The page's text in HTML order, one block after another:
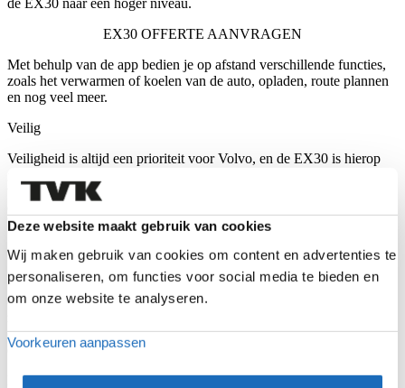
Deze website maakt gebruik van cookies
Wij maken gebruik van cookies om content en advertenties te
personaliseren, om functies voor social media te bieden en
om onze website te analyseren.
Voorkeuren aanpassen
de EX30 naar een hoger niveau.
EX30 OFFERTE AANVRAGEN
Met behulp van de app bedien je op afstand verschillende functies,
zoals het verwarmen of koelen van de auto, opladen, route plannen
en nog veel meer.
Veilig
Veiligheid is altijd een prioriteit voor Volvo, en de EX30 is hierop
veiligheidsvoorzieningen zoals automatische remmen,
helpen bij het minimaliseren van risico’s op de weg.
Milieuvriendelijk
Volvo werkt al jaren aan de duurzaamheid van het merk. De
efficiënte motor levert niet alleen indrukwekkende prestaties, maar
emissies. Op deze manier combineert de Volvo EX30 kracht en
duurzaamheid.
De prijs van de Volvo EX30